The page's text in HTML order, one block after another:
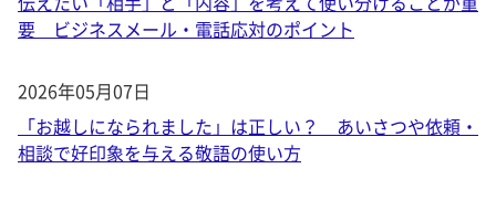
要 ビジネスメール・電話応対のポイント
2026年05月07日
「お越しになられました」は正しい？ あいさつや依頼・
相談で好印象を与える敬語の使い方